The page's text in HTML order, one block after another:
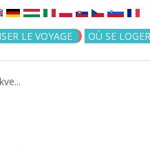
LE VOYAGE OÙ SE LOGER